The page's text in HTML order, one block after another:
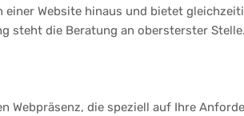
Website hinaus und bietet
steht die Beratung an obersterster
Webpräsenz, die speziell auf Ihre